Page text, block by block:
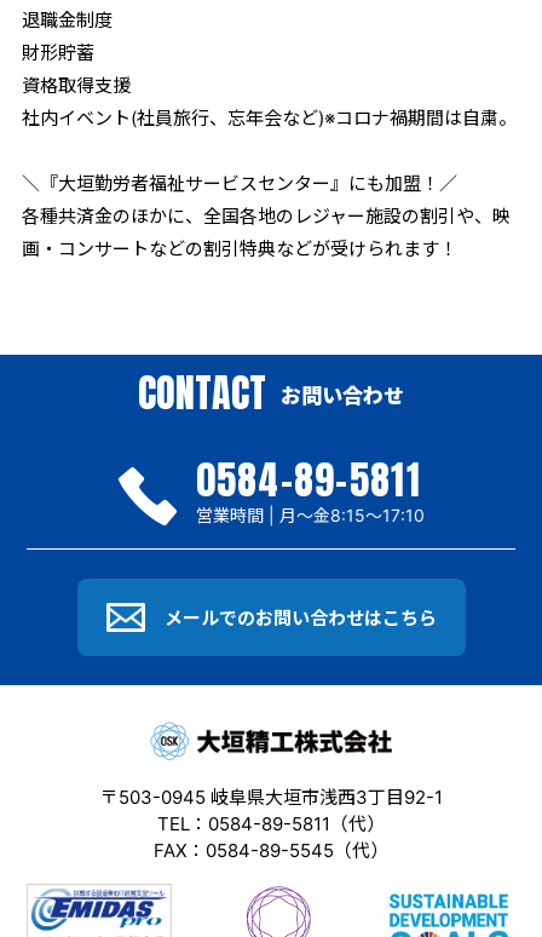
退職金制度
財形貯蓄
資格取得支援
社内イベント(社員旅行、忘年会など)※コロナ禍期間は自粛。
＼『大垣勤労者福祉サービスセンター』にも加盟！／
各種共済金のほかに、全国各地のレジャー施設の割引や、映
画・コンサートなどの割引特典などが受けられます！
CONTACT お問い合わせ
0584-89-5811
営業時間 | 月～金8:15〜17:10
メールでのお問い合わせはこちら
〒503-0945 岐阜県大垣市浅西3丁目92-1
TEL：0584-89-5811（代）
FAX：0584-89-5545（代）